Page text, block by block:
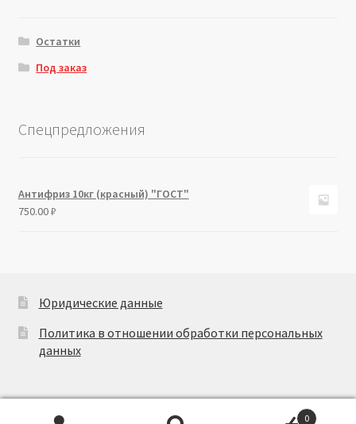
Остатки
Под заказ
Спецпредложения
Антифриз 10кг (красный) "ГОСТ"
750.00₽
Юридические данные
Политика в отношении обработки персональных
данных
0